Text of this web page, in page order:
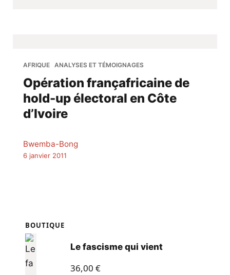
AFRIQUE ANALYSES ET TÉMOIGNAGES
Opération françafricaine de
hold-up électoral en Côte
d’Ivoire
Bwemba-Bong
6 janvier 2011
BOUTIQUE
Le fascisme qui vient
36,00 €